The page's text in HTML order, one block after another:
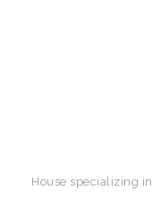
House specializing